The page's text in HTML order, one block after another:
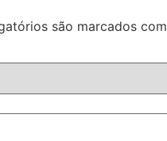
são marcados com